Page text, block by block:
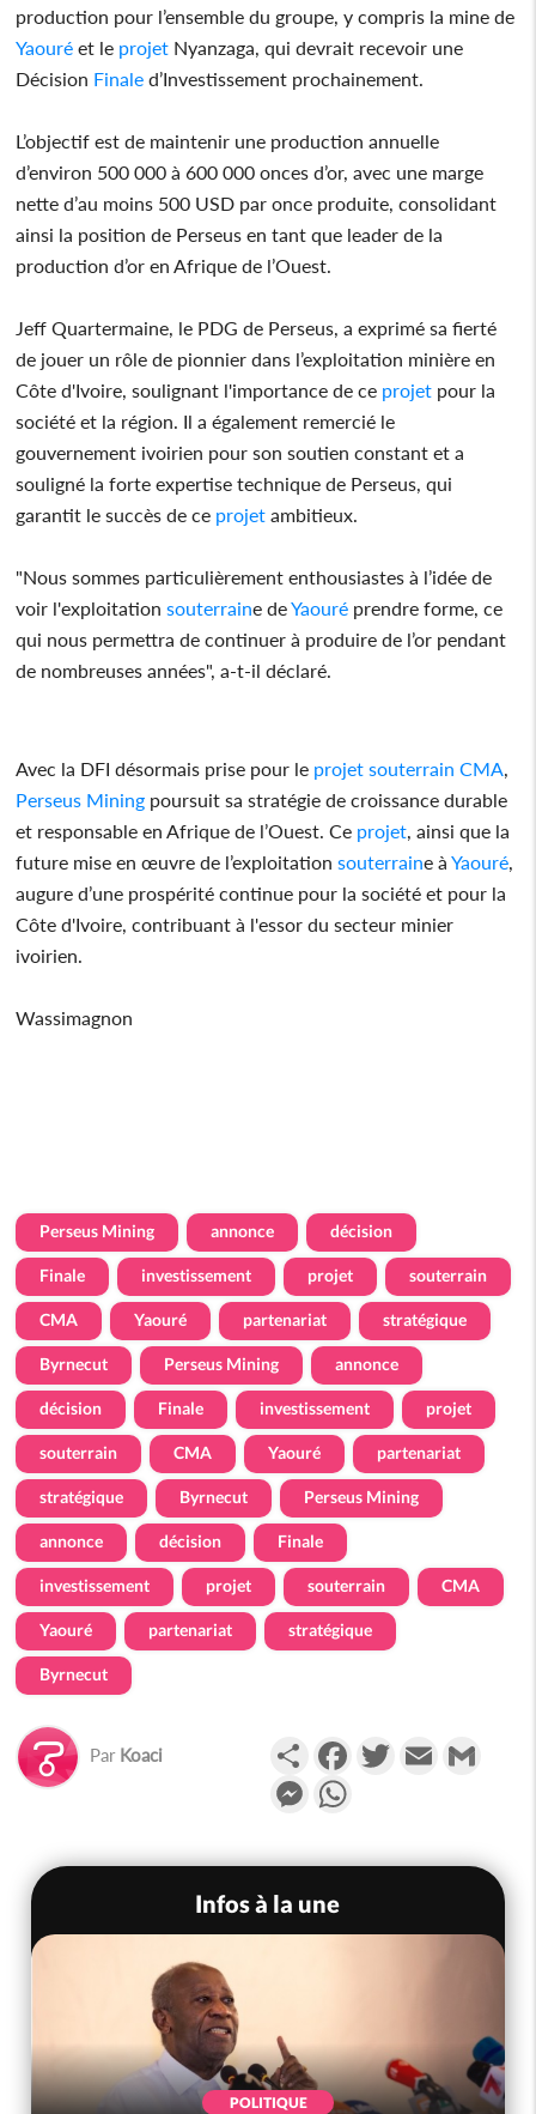
production pour l’ensemble du groupe, y compris la mine de
Yaouré et le projet Nyanzaga, qui devrait recevoir une
Décision Finale d’Investissement prochainement.
L’objectif est de maintenir une production annuelle
d’environ 500 000 à 600 000 onces d’or, avec une marge
nette d’au moins 500 USD par once produite, consolidant
ainsi la position de Perseus en tant que leader de la
production d’or en Afrique de l’Ouest.
Jeff Quartermaine, le PDG de Perseus, a exprimé sa fierté
de jouer un rôle de pionnier dans l’exploitation minière en
Côte d'Ivoire, soulignant l'importance de ce projet pour la
société et la région. Il a également remercié le
gouvernement ivoirien pour son soutien constant et a
souligné la forte expertise technique de Perseus, qui
garantit le succès de ce projet ambitieux.
"Nous sommes particulièrement enthousiastes à l’idée de
voir l'exploitation souterraine deYaouré prendre forme, ce
qui nous permettra de continuer à produire de l’or pendant
de nombreuses années", a-t-il déclaré.
Avec la DFI désormais prise pour le projet souterrain CMA
Perseus Mining poursuit sa stratégie de croissance durable
et responsable en Afrique de l’Ouest. Ce projet , ainsi que la
future mise en œuvre de l’exploitation souterraine à Yaouré
augure d’une prospérité continue pour la société et pour la
Côte d'Ivoire, contribuant à l'essor du secteur minier
ivoirien.
Wassimagnon
Perseus Mining annonce décision
Finale investissement projet souterrain
CMA Yaouré partenariat stratégique
Byrnecut Perseus Mining annonce
décision Finale investissement projet
souterrain CMA Yaouré partenariat
stratégique Byrnecut Perseus Mining
annonce décision Finale
investissement projet souterrain CMA
Yaouré partenariat stratégique
Byrnecut
Par Koaci PartagerFacebookTwitterEmail
Messenger
Infos à la une
POLITIQUE